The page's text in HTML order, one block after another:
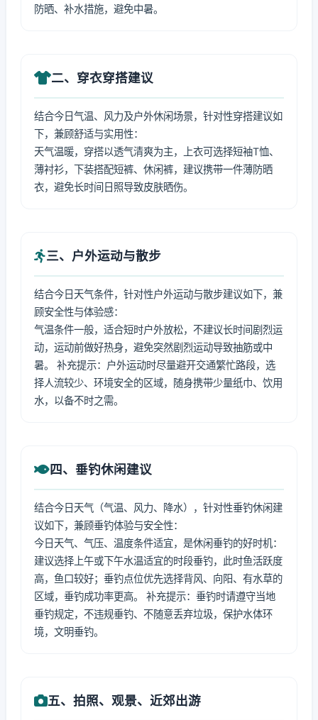
防晒、补水措施，避免中暑。
二、穿衣穿搭建议
结合今日气温、风力及户外休闲场景，针对性穿搭建议如
下，兼顾舒适与实用性：
天气温暖，穿搭以透气清爽为主，上衣可选择短袖T恤、
薄衬衫，下装搭配短裤、休闲裤，建议携带一件薄防晒
衣，避免长时间日照导致皮肤晒伤。
三、户外运动与散步
结合今日天气条件，针对性户外运动与散步建议如下，兼
顾安全性与体验感：
气温条件一般，适合短时户外放松，不建议长时间剧烈运
动，运动前做好热身，避免突然剧烈运动导致抽筋或中
暑。 补充提示：户外运动时尽量避开交通繁忙路段，选
择人流较少、环境安全的区域，随身携带少量纸巾、饮用
水，以备不时之需。
四、垂钓休闲建议
结合今日天气（气温、风力、降水），针对性垂钓休闲建
议如下，兼顾垂钓体验与安全性：
今日天气、气压、温度条件适宜，是休闲垂钓的好时机：
建议选择上午或下午水温适宜的时段垂钓，此时鱼活跃度
高，鱼口较好；垂钓点位优先选择背风、向阳、有水草的
区域，垂钓成功率更高。 补充提示：垂钓时请遵守当地
垂钓规定，不违规垂钓、不随意丢弃垃圾，保护水体环
境，文明垂钓。
五、拍照、观景、近郊出游